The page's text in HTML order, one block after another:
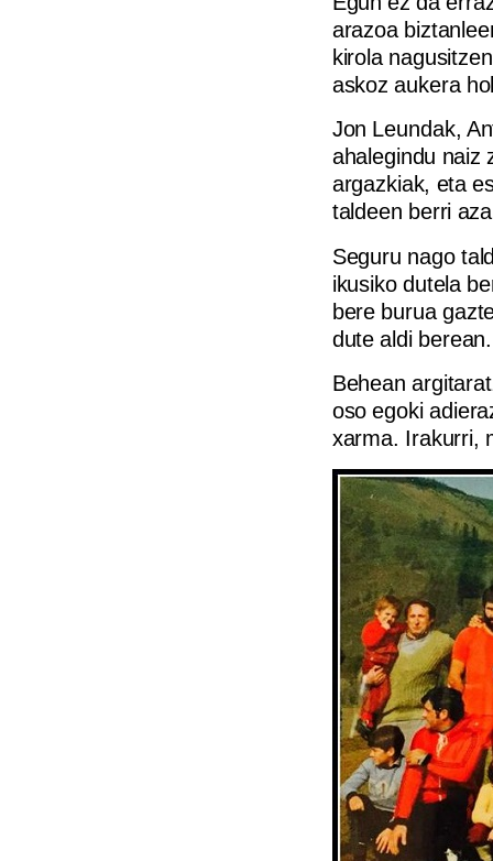
arazoa
kirola
askoz aukera
Jon Leundak,
ahalegindu naiz
argazkiak, eta
taldeen berri
Seguru nago
ikusiko dutela
bere burua
dute aldi berean.
Behean
oso egoki
xarma. Irakurri,